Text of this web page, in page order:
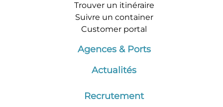
Trouver un itinéraire
Suivre un container
Customer portal
Agences & Ports
Actualités
Recrutement